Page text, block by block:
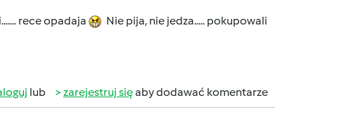
rece opadaja
Nie pija, nie jedza..... pokupowali
lub zarejestruj sięaby dodawać komentarze